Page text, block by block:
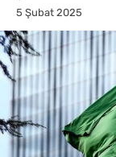
5 Şubat 2025